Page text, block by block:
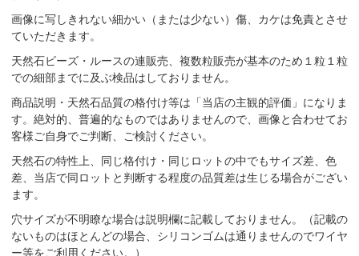
画像に写しきれない細かい（または少ない）傷、カケは免責とさせ
ていただきます。
天然石ビーズ・ルースの連販売、複数粒販売が基本のため１粒１粒
での細部までに及ぶ検品はしておりません。
商品説明・天然石品質の格付け等は「当店の主観的評価」になりま
す。絶対的、普遍的なものではありませんので、画像と合わせてお
客様ご自身でご判断、ご検討ください。
天然石の特性上、同じ格付け・同じロットの中でもサイズ差、色
差、当店で同ロットと判断する程度の品質差は生じる場合がござい
ます。
穴サイズが不明瞭な場合は説明欄に記載しておりません。（記載の
ないものはほとんどの場合、シリコンゴムは通りませんのでワイヤ
ー等をご利用ください。）